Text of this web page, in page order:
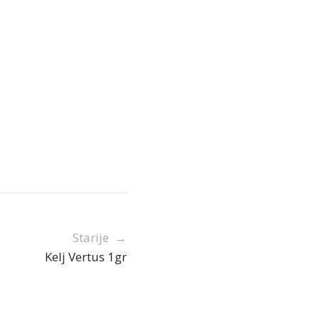
Starije →
Kelj Vertus 1gr